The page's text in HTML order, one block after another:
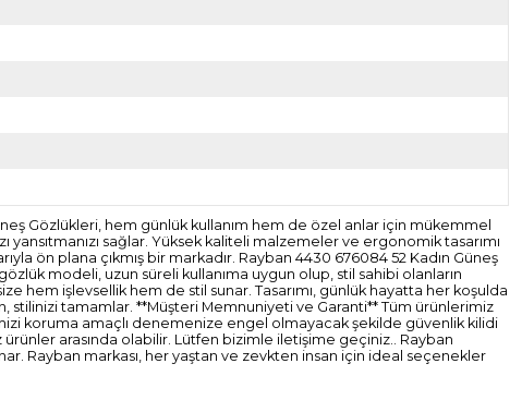
Gözlükleri, hem günlük kullanım hem de özel anlar için mükemmel
yansıtmanızı sağlar. Yüksek kaliteli malzemeler ve ergonomik tasarımı
ön plana çıkmış bir markadır. Rayban 4430 676084 52 Kadın Güneş
modeli, uzun süreli kullanıma uygun olup, stil sahibi olanların
hem işlevsellik hem de stil sunar. Tasarımı, günlük hayatta her koşulda
stilinizi tamamlar. **Müşteri Memnuniyeti ve Garanti** Tüm ürünlerimiz
koruma amaçlı denemenize engel olmayacak şekilde güvenlik kilidi
arasında olabilir. Lütfen bizimle iletişime geçiniz.. Rayban
Rayban markası, her yaştan ve zevkten insan için ideal seçenekler